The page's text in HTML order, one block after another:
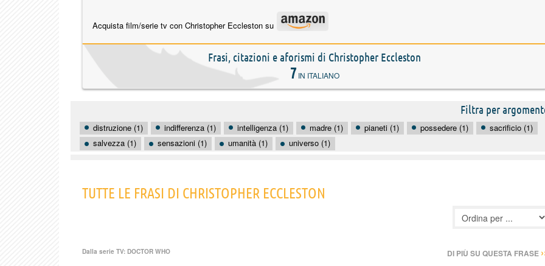
Acquista film/serie tv con Christopher Eccleston su
Frasi, citazioni e aforismi di Christopher Eccleston
7 IN ITALIANO
Filtra per
distruzione (1) indifferenza (1) intelligenza (1) madre (1) pianeti (1) possedere (1)
sacrificio (1)
salvezza (1)
sensazioni (1) umanità (1) universo (1)
TUTTE LE FRASI DI CHRISTOPHER ECCLESTON
Dalla serie TV: DOCTOR WHO DI PIÙ SU QUESTA FRASE